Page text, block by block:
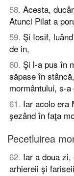
58. Acesta,
Atunci Pilat a
59. Şi Iosif,
de in,
60. Şi l-a pus în
săpase în
mormântului, s-a
61. Iar acolo era
şezând în faţa
Pecetluirea
62. Iar a doua
arhiereii şi